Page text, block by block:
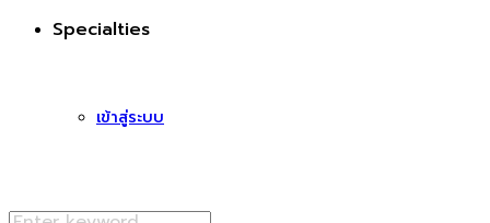
Specialties
เข้าสู่ระบบ